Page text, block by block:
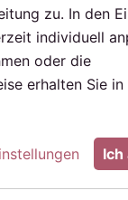
zu. In den
individuell
oder die
erhalten Sie in
Ich